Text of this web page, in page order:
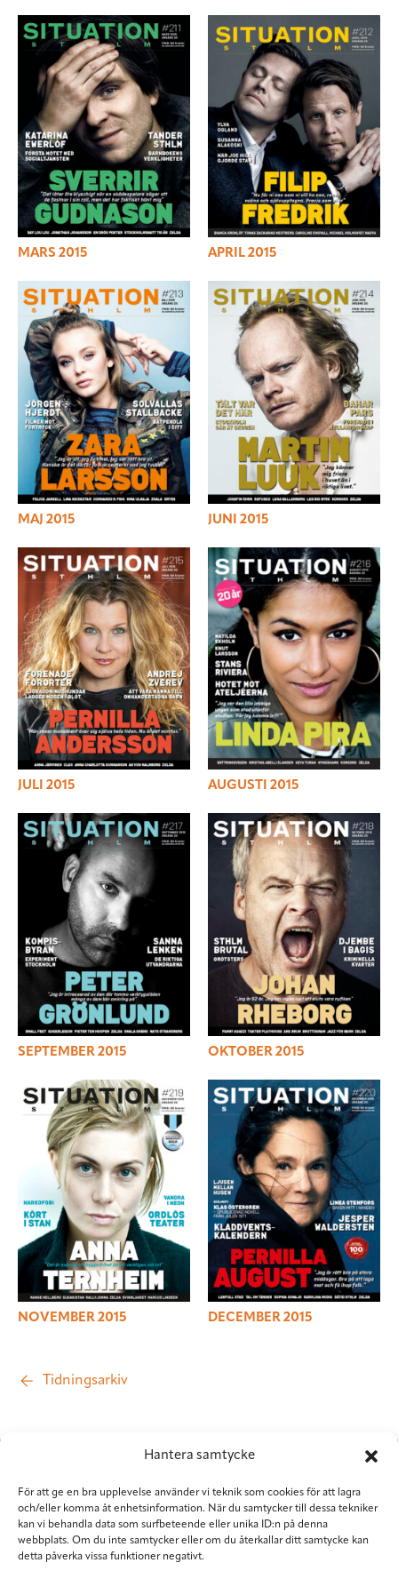
Hantera samtycke
För att ge en bra upplevelse använder vi teknik som cookies för att lagra
och/eller komma åt enhetsinformation. När du samtycker till dessa tekniker
kan vi behandla data som surfbeteende eller unika ID:n på denna
webbplats. Om du inte samtycker eller om du återkallar ditt samtycke kan
detta påverka vissa funktioner negativt.
MARS 2015 APRIL 2015
MAJ 2015 JUNI 2015
JULI 2015 AUGUSTI 2015
SEPTEMBER 2015 OKTOBER 2015
NOVEMBER 2015 DECEMBER 2015
Tidningsarkiv
Situation Sthlm